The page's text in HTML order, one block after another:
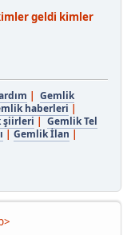
geldi kimler
| Gemlik
haberleri |
şiirleri | Gemlik Tel
| Gemlik İlan |